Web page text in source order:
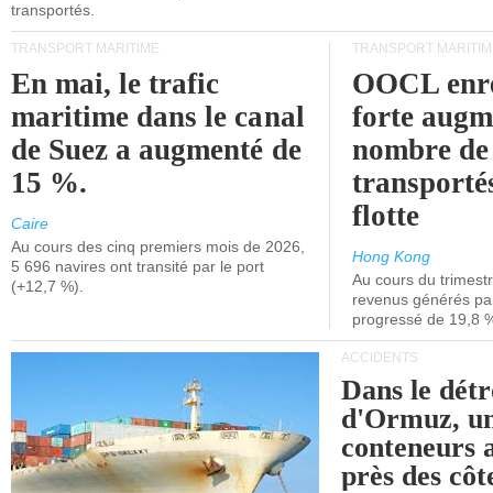
transportés.
TRANSPORT MARITIME
En mai, le trafic
maritime dans le canal
de Suez a augmenté de
15 %.
Caire
Au cours des cinq premiers mois de 2026,
5 696 navires ont transité par le port
(+12,7 %).
TRANSPORT
OOCL
forte
nombre
flotte
Hong Kong
Au cours du
revenus générés
progressé de 19,8
ACCIDENTS
Dans le
d'Ormuz,
conteneurs
près des